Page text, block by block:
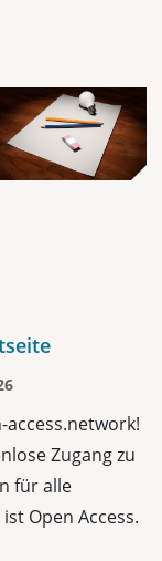
Zugang zu
für alle
Open Access.